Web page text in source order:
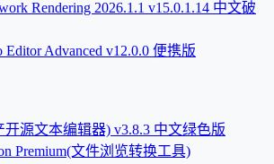
Rendering 2026.1.1 v15.0.1.14 中文破
Editor Advanced v12.0.0 便携版
开源文本编辑器) v3.8.3 中文绿色版
Premium(文件浏览转换工具)